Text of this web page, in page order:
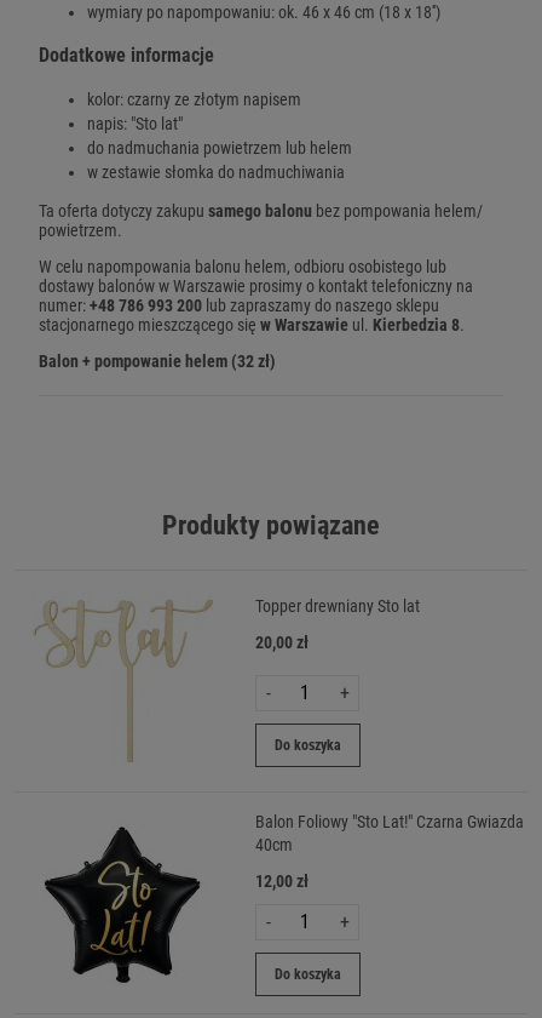
wymiary po napompowaniu: ok. 46 x 46 cm (18 x 18'')
Dodatkowe informacje
kolor: czarny ze złotym napisem
napis: "Sto lat"
do nadmuchania powietrzem lub helem
w zestawie słomka do nadmuchiwania
Ta oferta dotyczy zakupu samego balonu bez pompowania helem/
powietrzem.
W celu napompowania balonu helem, odbioru osobistego lub
dostawy balonów w Warszawie prosimy o kontakt telefoniczny na
numer:+48 786 993 200 lub zapraszamy do naszego sklepu
stacjonarnego mieszczącego się w Warszawie ul. Kierbedzia 8.
Balon + pompowanie helem (32 zł)
Produkty powiązane
Topper drewniany Sto lat
20,00 zł
- +
Do koszyka
Balon Foliowy "Sto Lat!" Czarna Gwiazda
40cm
12,00 zł
- +
Do koszyka